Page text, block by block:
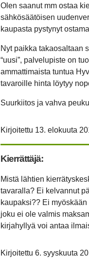
Olen saanut mm ostaa
sähkösäätöisen
kaupasta pystynyt
Nyt paikka takaosaltaan
“uusi”, palvelupiste on
ammattimaista tuntua
tavaroille hinta löytyy
Suurkiitos ja vahva
Kirjoitettu 13. elokuuta
Kierrättäjä:
Mistä lähtien
tavaralla? Ei kelvannut
kaupaksi?? Ei
joku ei ole valmis
kirjahyllyä voi antaa
Kirjoitettu 6. syyskuuta